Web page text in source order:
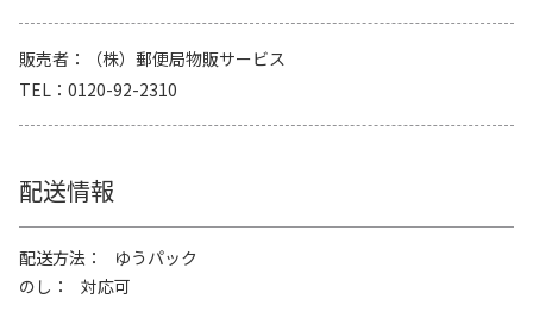
販売者
（株）郵便局物販サービス
TEL
0120-92-2310
配送情報
配送方法
ゆうパック
のし
対応可